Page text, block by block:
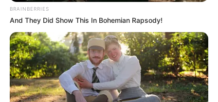
BRAINBERRIES
And They Did Show This In Bohemian Rapsody!